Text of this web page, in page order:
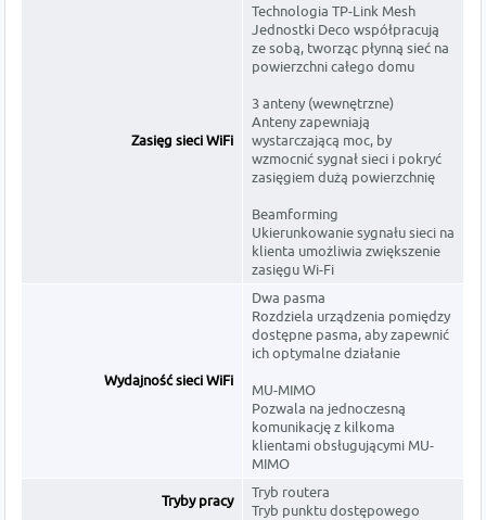
Zasięg sieci WiFi
Technologia TP-Link Mesh
Jednostki Deco współpracują
ze sobą, tworząc płynną sieć na
powierzchni całego domu
3 anteny (wewnętrzne)
Anteny zapewniają
wystarczającą moc, by
wzmocnić sygnał sieci i pokryć
zasięgiem dużą powierzchnię
Beamforming
Ukierunkowanie sygnału sieci na
klienta umożliwia zwiększenie
zasięgu Wi-Fi
Wydajność sieci WiFi
Dwa pasma
Rozdziela urządzenia pomiędzy
dostępne pasma, aby zapewnić
ich optymalne działanie
MU-MIMO
Pozwala na jednoczesną
komunikację z kilkoma
klientami obsługującymi MU-
MIMO
Tryby pracy
Tryb routera
Tryb punktu dostępowego